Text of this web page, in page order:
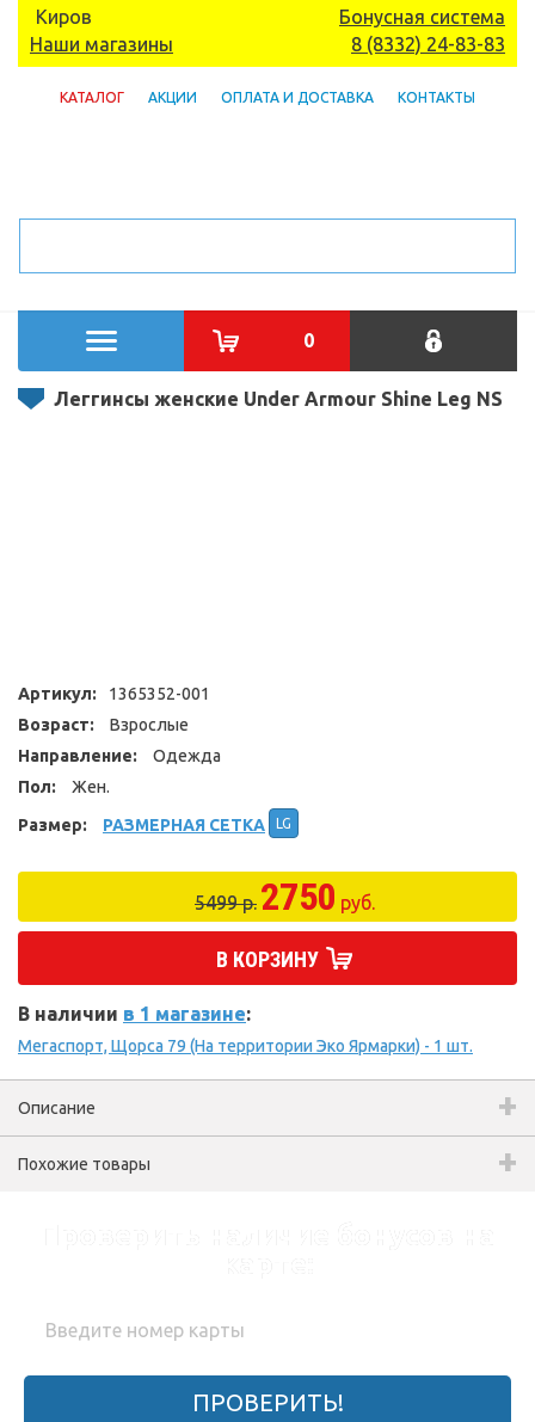
Киров
Наши магазины
Бонусная система
8 (8332) 24-83-83
КАТАЛОГ АКЦИИ ОПЛАТА И ДОСТАВКА КОНТАКТЫ
0
Леггинсы женские Under Armour Shine Leg NS
Артикул:
1365352-001
Возраст:
Взрослые
Направление:
Одежда
Пол:
Жен.
Размер:
РАЗМЕРНАЯ СЕТКА LG
5499 р. 2750 руб.
В КОРЗИНУ
В наличии в 1 магазине:
Мегаспорт, Щорса 79 (На территории Эко Ярмарки) - 1 шт.
Описание
Похожие товары
ПРОВЕРИТЬ!